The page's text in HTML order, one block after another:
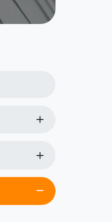
add
add
remove